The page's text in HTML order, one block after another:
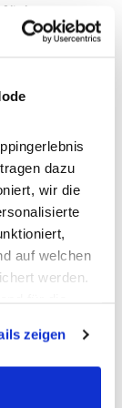
dazu
wir die
auf welchen
werden.
auf jeden
Analyse- oder
wenn Sie das
zeigen
versehen